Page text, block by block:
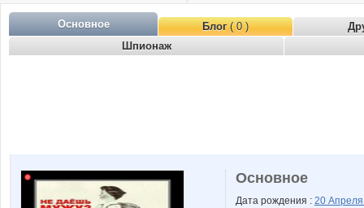
Основное Блог( 0 )
Шпионаж
Основное
Дата рождения : 20